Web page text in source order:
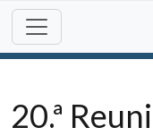
Skip
content
20.ª